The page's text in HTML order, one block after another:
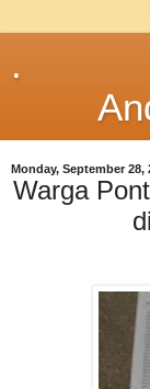
.
Monday, September 28,
Warga